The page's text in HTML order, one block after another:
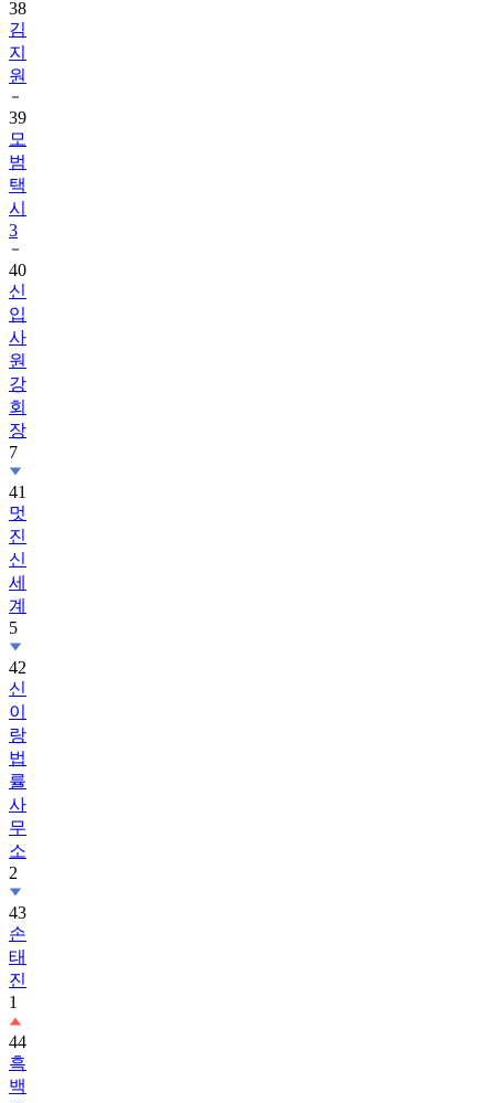
지
원
39
모
범
택
시
3
40
신
입
사
원
강
회
장
7
41
멋
진
신
세
계
5
42
신
이
랑
법
률
사
무
소
2
43
손
태
진
1
44
흑
백
요
리